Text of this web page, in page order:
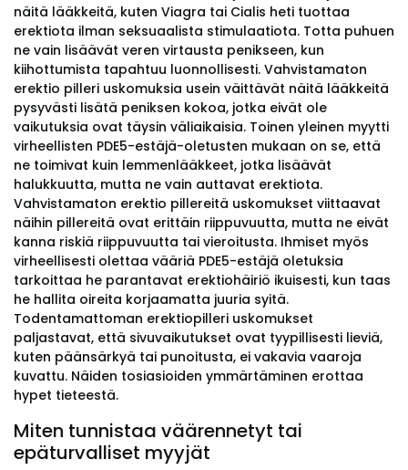
näitä lääkkeitä, kuten Viagra tai Cialis heti tuottaa
erektiota ilman seksuaalista stimulaatiota. Totta puhuen
ne vain lisäävät veren virtausta penikseen, kun
kiihottumista tapahtuu luonnollisesti. Vahvistamaton
erektio pilleri uskomuksia usein väittävät näitä lääkkeitä
pysyvästi lisätä peniksen kokoa, jotka eivät ole
vaikutuksia ovat täysin väliaikaisia. Toinen yleinen myytti
virheellisten PDE5-estäjä-oletusten mukaan on se, että
ne toimivat kuin lemmenlääkkeet, jotka lisäävät
halukkuutta, mutta ne vain auttavat erektiota.
Vahvistamaton erektio pillereitä uskomukset viittaavat
näihin pillereitä ovat erittäin riippuvuutta, mutta ne eivät
kanna riskiä riippuvuutta tai vieroitusta. Ihmiset myös
virheellisesti olettaa vääriä PDE5-estäjä oletuksia
tarkoittaa he parantavat erektiohäiriö ikuisesti, kun taas
he hallita oireita korjaamatta juuria syitä.
Todentamattoman erektiopilleri uskomukset
paljastavat, että sivuvaikutukset ovat tyypillisesti lieviä,
kuten päänsärkyä tai punoitusta, ei vakavia vaaroja
kuvattu. Näiden tosiasioiden ymmärtäminen erottaa
hypet tieteestä.
Miten tunnistaa väärennetyt tai
epäturvalliset myyjät